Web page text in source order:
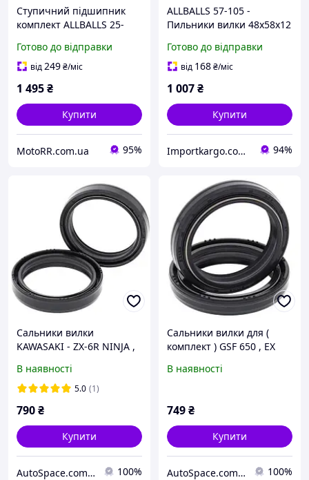
Ступичний підшипник
комплект ALLBALLS 25-
Готово до відправки
від249₴/міс
1 495₴
Купити
MotoRR.com.ua 95%
ALLBALLS 57-105 -
Пильники вилки 48х58х12
Готово до відправки
від 168₴/міс
1 007₴
Купити
Importkargo.сom.ua 94%
Сальники вилки
KAWASAKI - ZX-6R NINJA ,
INTRUDER , GSX 1400 |
HONDA - BAJA | YAMAHA -
В наявності
5.0 (1)
790₴
Купити
AutoSpace.com.ua 100%
Сальники вилки для (
комплект ) GSF 650 , EX
500 , GSX-R 1100 , FZS 600
В наявності
749₴
Купити
AutoSpace.com.ua 100%